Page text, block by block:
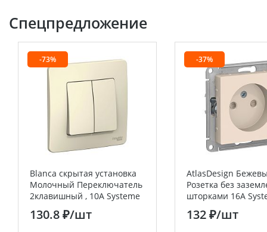
Спецпредложение
-73%
Blanca скрытая установка
Молочный Переключатель
2клавишный , 10А Systeme
Electric (Schneider Electric)
130.8 ₽/шт
-37%
AtlasDesign
Розетка без
шторками 16А
Electric (Schneider
132 ₽/шт